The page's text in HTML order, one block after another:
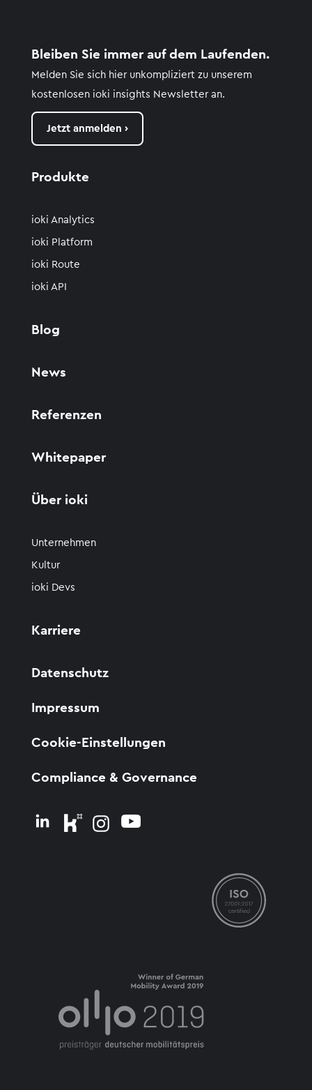
Bleiben Sie immer auf dem Laufenden.
Melden Sie sich hier unkompliziert zu unserem
kostenlosen ioki insights Newsletter an.
Jetzt anmelden ›
Produkte
ioki Analytics
ioki Platform
ioki Route
ioki API
Blog
News
Referenzen
Whitepaper
Über ioki
Unternehmen
Kultur
ioki Devs
Karriere
Datenschutz
Impressum
Cookie-Einstellungen
Compliance & Governance